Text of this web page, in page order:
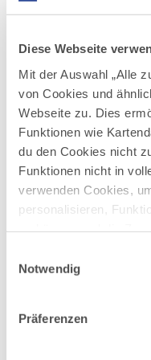
Diese Webseite
Mit der Auswahl „Alle
von Cookies und
Webseite zu. Dies
Funktionen wie
du den Cookies nicht
Funktionen nicht in
verwenden Cookies,
personalisieren,
deiner Verwendung
möglicherweise mit
Notwendig
Präferenzen
AUFSTIEG
WANDERTOUR
4
Bergwald-Runde
Der Spaziergang führt
Bergwald, ein ca. zwei
Mischwald aus Buchen
mehr
dazu